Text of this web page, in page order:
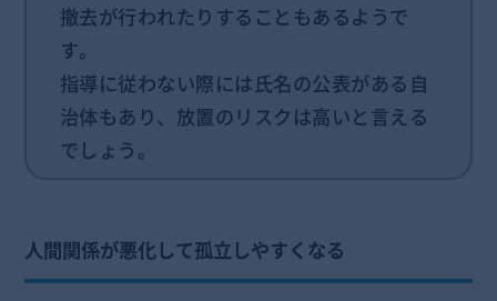
撤去が行われたりすることもあるようで
す。
指導に従わない際には氏名の公表がある自
治体もあり、放置のリスクは高いと言える
でしょう。
人間関係が悪化して孤立しやすくなる